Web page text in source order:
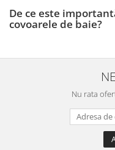
De ce este
covoarele de baie?
Nu rata